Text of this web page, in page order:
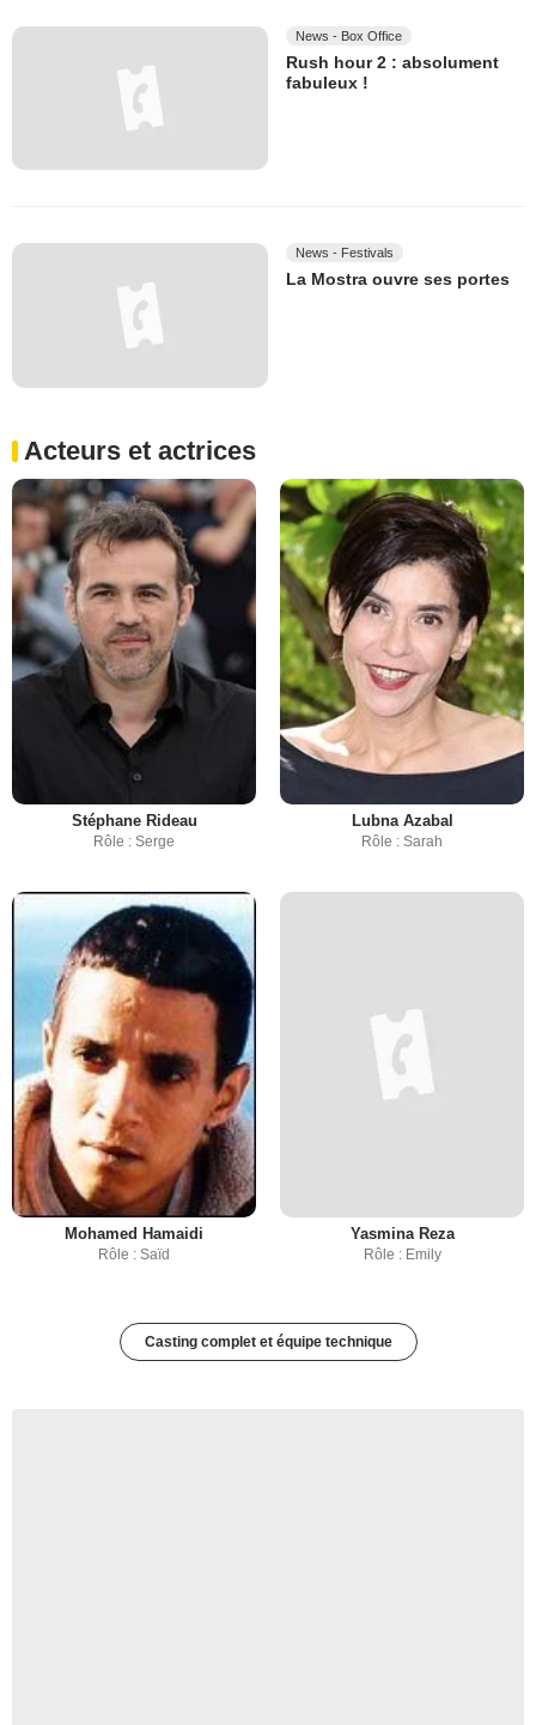
News - Box Office
Rush hour 2 : absolument
fabuleux !
News - Festivals
La Mostra ouvre ses portes
Acteurs et actrices
Stéphane Rideau
Rôle : Serge
Lubna Azabal
Rôle : Sarah
Mohamed Hamaidi
Rôle : Saïd
Yasmina Reza
Rôle : Emily
Casting complet et équipe technique